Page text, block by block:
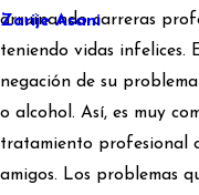
Zarije Asani
arruinando carreras
teniendo vidas infelices.
negación de su
o alcohol. Así, es muy
tratamiento profesional
amigos. Los problemas